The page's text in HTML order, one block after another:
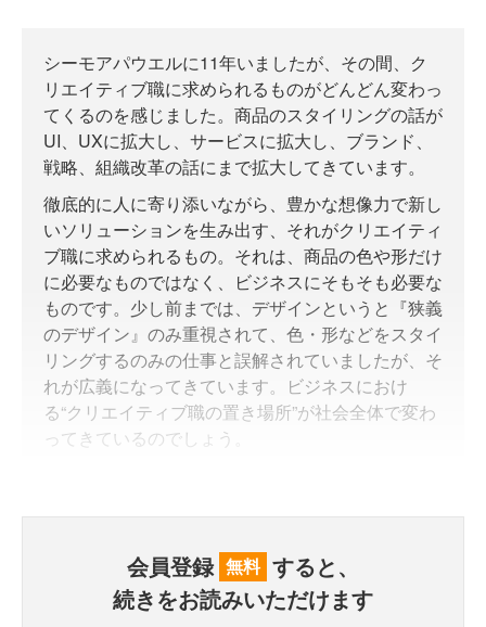
シーモアパウエルに11年いましたが、その間、ク
リエイティブ職に求められるものがどんどん変わっ
てくるのを感じました。商品のスタイリングの話が
UI、UXに拡大し、サービスに拡大し、ブランド、
戦略、組織改革の話にまで拡大してきています。
徹底的に人に寄り添いながら、豊かな想像力で新し
いソリューションを生み出す、それがクリエイティ
ブ職に求められるもの。それは、商品の色や形だけ
に必要なものではなく、ビジネスにそもそも必要な
ものです。少し前までは、デザインというと『狭義
のデザイン』のみ重視されて、色・形などをスタイ
リングするのみの仕事と誤解されていましたが、そ
れが広義になってきています。ビジネスにおけ
る“クリエイティブ職の置き場所”が社会全体で変わ
ってきているのでしょう。
会員登録 無料 すると、
続きをお読みいただけます